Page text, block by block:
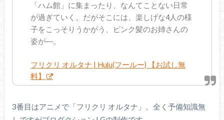
「ハム館」に集まったり、なんてことない日常
が過ぎていく。だがそこには、楽しげな4人の様
子をこっそりうかがう、ピンク髪のお姉さんの
姿が―。
フリクリ オルタナ | Hulu(フールー) 【お試し無
料】
3番目はアニメで「フリクリ オルタナ」。全く予備知識無